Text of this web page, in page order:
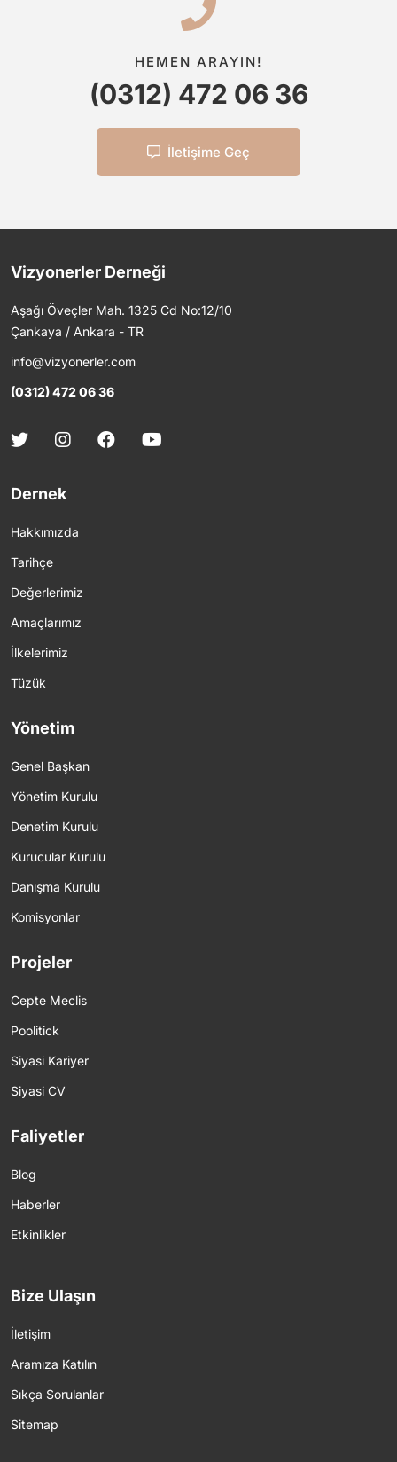
HEMEN ARAYIN!
(0312) 472 06 36
İletişime Geç
Vizyonerler Derneği
Aşağı Öveçler Mah. 1325 Cd No:12/10
Çankaya / Ankara - TR
info@vizyonerler.com
(0312) 472 06 36
Dernek
Hakkımızda
Tarihçe
Değerlerimiz
Amaçlarımız
İlkelerimiz
Tüzük
Yönetim
Genel Başkan
Yönetim Kurulu
Denetim Kurulu
Kurucular Kurulu
Danışma Kurulu
Komisyonlar
Projeler
Cepte Meclis
Poolitick
Siyasi Kariyer
Siyasi CV
Faliyetler
Blog
Haberler
Etkinlikler
Bize Ulaşın
İletişim
Aramıza Katılın
Sıkça Sorulanlar
Sitemap